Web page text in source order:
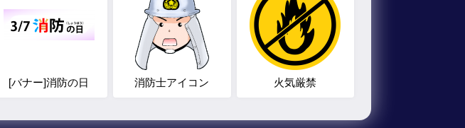
[バナー]消防の日 消防士アイコン 火気厳禁